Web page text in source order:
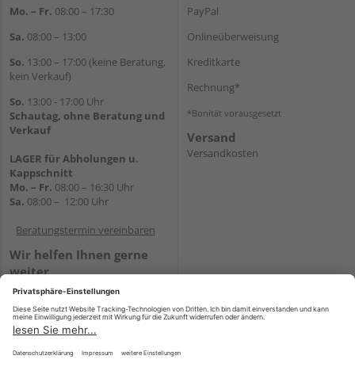
Mo. – Fr. 08:00 – 17:30
Sa. 08:00 – 13:00
So. 13:00 – 17:00 (keine Beratung,
kein Verkauf)
So. 13:00 - 17:00 Uhr
Schautag, ohne Beratung und
Verkauf
LAGER für Abholungen u.
Kappschnitt
Mo. – Fr. 08:00 – 16:30 Uhr
Sa. 08:00 – 12:00 Uhr
Beratungstermin vereinbaren
Wir helfen Ihnen gerne
weiter
Tel.:+49 5647 94660
WhatsApp
PayPal
Onlineüberweisung
Kreditkarte
Rechnung*
*Bonität vorausgesetzt
Versand
Versandkosten